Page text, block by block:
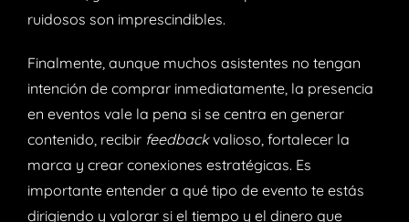
ruidosos son imprescindibles.
Finalmente, aunque muchos asistentes no tengan
intención de comprar inmediatamente, la presencia
en eventos vale la pena si se centra en generar
contenido, recibir feedbackvalioso, fortalecer la
marca y crear conexiones estratégicas. Es
importante entender a qué tipo de evento te estás
dirigiendo y valorar si el tiempo y el dinero que